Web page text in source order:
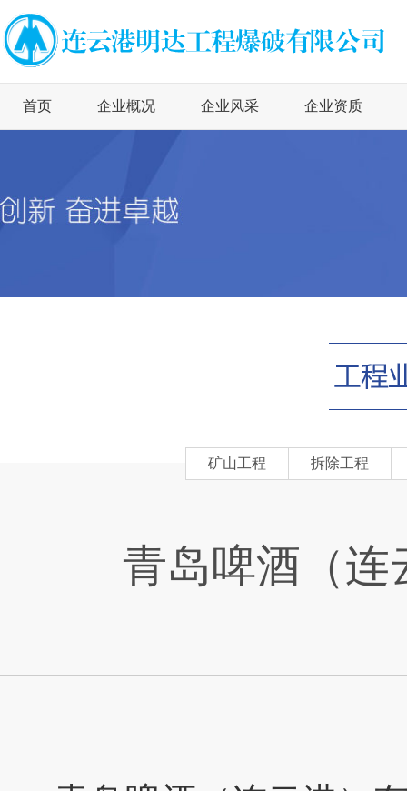
首页 企业概况 企业风采 企业资质
矿山工程 拆除工程
青岛啤酒（连